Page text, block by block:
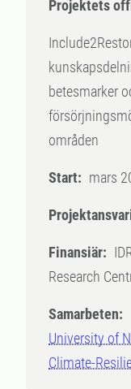
Projektets
betesmarker
områden
Start: mars
Finansiär:
Research
Samarbeten:
University of
Climate-